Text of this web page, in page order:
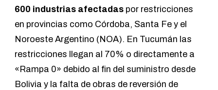
600 industrias afectadas por restricciones
en provincias como Córdoba, Santa Fe y el
Noroeste Argentino (NOA). En Tucumán las
restricciones llegan al 70% o directamente a
«Rampa 0» debido al fin del suministro desde
Bolivia y la falta de obras de reversión de